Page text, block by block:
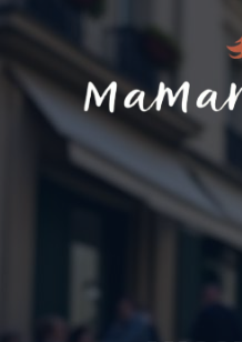
Aller
contenu